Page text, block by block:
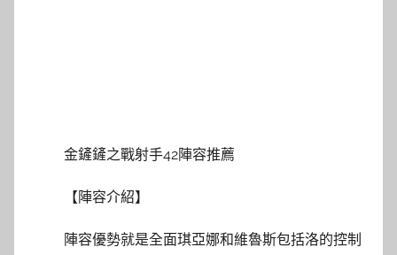
金鏟鏟之戰射手42陣容推薦
【陣容介紹】
陣容優勢就是全面琪亞娜和維魯斯包括洛的控制